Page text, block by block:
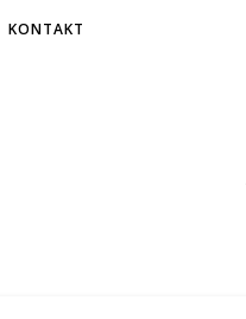
KONTAKT